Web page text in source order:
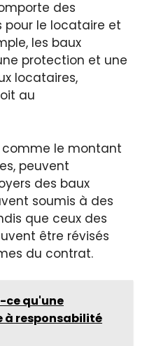
des
pour le locataire et
les baux
protection et une
locataires,
au
comme le montant
peuvent
des baux
soumis à des
que ceux des
être révisés
du contrat.
ce qu'une
responsabilité